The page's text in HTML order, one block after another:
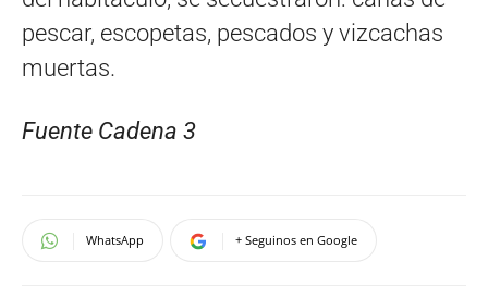
pescar, escopetas, pescados y vizcachas
muertas.
Fuente Cadena 3
WhatsApp + Seguinos en Google